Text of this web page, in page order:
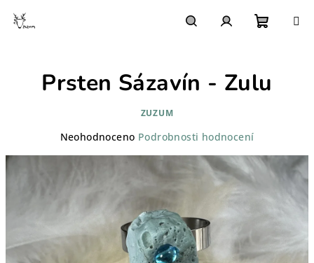
košík
Prsten Sázavín - Zulu
ZUZUM
Průměrné
z
hvězdiček.
Neohodnoceno Podrobnosti hodnocení